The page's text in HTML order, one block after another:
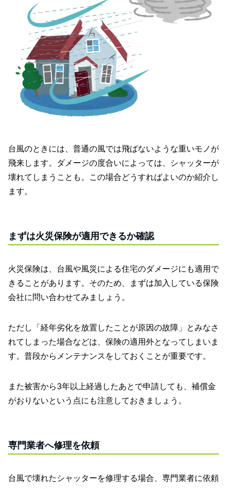
台風のときには、普通の風では飛ばないような重いモノが
飛来します。ダメージの度合いによっては、シャッターが
壊れてしまうことも。この場合どうすればよいのか紹介し
ます。
まずは火災保険が適用できるか確認
火災保険は、台風や風災による住宅のダメージにも適用で
きることがあります。そのため、まずは加入している保険
会社に問い合わせてみましょう。
ただし「経年劣化を放置したことが原因の故障」とみなさ
れてしまった場合などは、保険の適用外となってしまいま
す。普段からメンテナンスをしておくことが重要です。
また被害から3年以上経過したあとで申請しても、補償金
がおりないという点にも注意しておきましょう。
専門業者へ修理を依頼
台風で壊れたシャッターを修理する場合、専門業者に依頼